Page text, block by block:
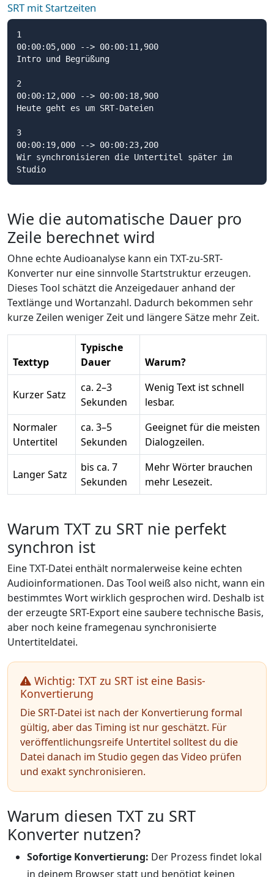
SRT mit Startzeiten
1
00:00:05,000 --> 00:00:11,900
Intro und Begrüßung
2
00:00:12,000 --> 00:00:18,900
Heute geht es um SRT-Dateien
3
00:00:19,000 --> 00:00:23,200
Wir synchronisieren die Untertitel später im
Studio
Wie die automatische Dauer pro
Zeile berechnet wird
Ohne echte Audioanalyse kann ein TXT-zu-SRT-
Konverter nur eine sinnvolle Startstruktur erzeugen.
Dieses Tool schätzt die Anzeigedauer anhand der
Textlänge und Wortanzahl. Dadurch bekommen sehr
kurze Zeilen weniger Zeit und längere Sätze mehr Zeit.
Texttyp
Typische
Dauer
Warum?
Kurzer Satz
ca. 2–3
Sekunden
Wenig Text ist schnell
lesbar.
Normaler
Untertitel
ca. 3–5
Sekunden
Geeignet für die meisten
Dialogzeilen.
Langer Satz
bis ca. 7
Sekunden
Mehr Wörter brauchen
mehr Lesezeit.
Warum TXT zu SRT nie perfekt
synchron ist
Eine TXT-Datei enthält normalerweise keine echten
Audioinformationen. Das Tool weiß also nicht, wann ein
bestimmtes Wort wirklich gesprochen wird. Deshalb ist
der erzeugte SRT-Export eine saubere technische Basis,
aber noch keine framegenau synchronisierte
Untertiteldatei.
Wichtig: TXT zu SRT ist eine Basis-
Konvertierung
Die SRT-Datei ist nach der Konvertierung formal
gültig, aber das Timing ist nur geschätzt. Für
veröffentlichungsreife Untertitel solltest du die
Datei danach im Studio gegen das Video prüfen
und exakt synchronisieren.
Warum diesen TXT zu SRT
Konverter nutzen?
Sofortige Konvertierung: Der Prozess findet lokal
in deinem Browser statt und benötigt keinen